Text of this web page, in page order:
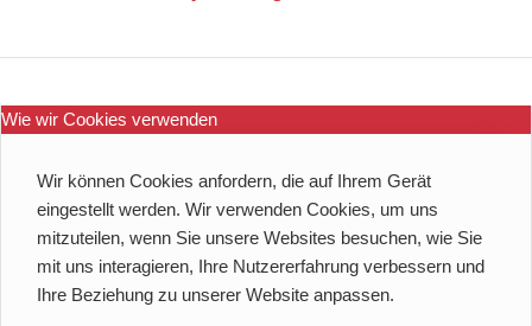
Wie wir Cookies verwenden
Wir können Cookies anfordern, die auf Ihrem Gerät
eingestellt werden. Wir verwenden Cookies, um uns
mitzuteilen, wenn Sie unsere Websites besuchen, wie Sie
mit uns interagieren, Ihre Nutzererfahrung verbessern und
Ihre Beziehung zu unserer Website anpassen.